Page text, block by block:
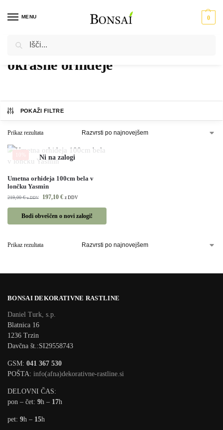
MENU 0
Domov Izdelki označeni z “okrasne orhideje”
okrasne orhideje
POKAŽI FILTRE
Prikaz rezultata
Umetna orhideja 100cm bela v
lončku Yasmin
219,00€ z DDV 197,10 € z DDV
Bodi obveščen o novi zalogi!
Prikaz rezultata
BONSAI DEKORATIVNE RASTLINE
Daniel Turk, s.p.
Blatnica 16
1236 Trzin
Davčna št.:SI29558743
GSM: 041 367 530
POŠTA: info(afna)dekorativne-rastline.si
DELOVNI ČAS:
pon – čet: 9h – 17h
pet: 9h – 15h